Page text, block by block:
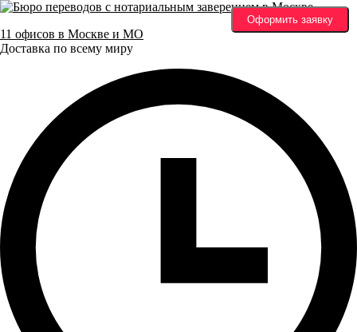
11 офисов в Москве и МО
Доставка по всему миру
Оформить заявку